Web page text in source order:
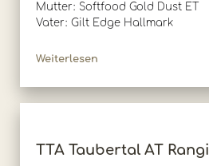
Mutter: Softfood Gold Dust ET
Vater: Gilt Edge Hallmark
Weiterlesen
TTA Taubertal AT Rangi